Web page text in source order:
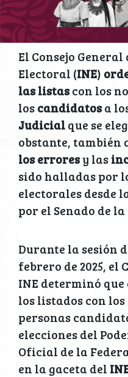
El Consejo
Electoral (INE)
las listascon los
loscandidatosa
Judicialque se
obstante, también
los erroresy las
sido halladas por
electorales desde
por el Senado de
Durante la sesión
febrero de 2025, el
INE determinó
los listados con
personas
elecciones del
Oficial de la
en la gaceta del